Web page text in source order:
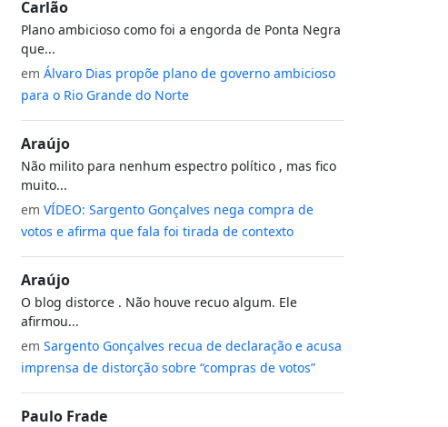
Carlão
Plano ambicioso como foi a engorda de Ponta Negra
que...
em Álvaro Dias propõe plano de governo ambicioso
para o Rio Grande do Norte
Araújo
Não milito para nenhum espectro político , mas fico
muito...
em VÍDEO: Sargento Gonçalves nega compra de
votos e afirma que fala foi tirada de contexto
Araújo
O blog distorce . Não houve recuo algum. Ele
afirmou...
em Sargento Gonçalves recua de declaração e acusa
imprensa de distorção sobre “compras de votos”
Paulo Frade